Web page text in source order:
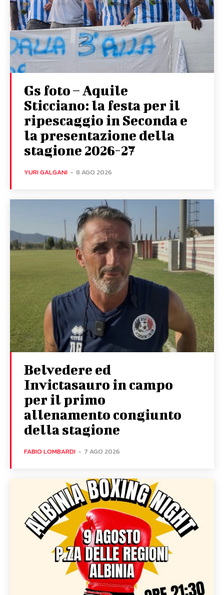
Gs foto – Aquile
Sticciano: la festa per il
ripescaggio in Seconda e
la presentazione della
stagione 2026-27
YURI GALGANI - 8 AGO 2026
Belvedere ed
Invictasauro in campo
per il primo
allenamento congiunto
della stagione
FABIO LOMBARDI - 7 AGO 2026